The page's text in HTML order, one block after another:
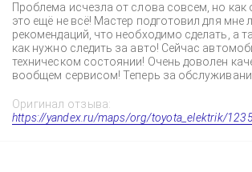
Проблема исчезла от слова совсем, но как
это ещё не всё! Мастер подготовил для мне
рекомендаций, что необходимо сделать, а
как нужно следить за авто! Сейчас
техническом состоянии! Очень доволен
вообщем сервисом! Теперь за
Оригинал отзыва:
https://yandex.ru/maps/org/toyota_elektrik/